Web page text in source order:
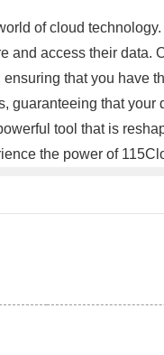
of cloud
access their
that you have
that
tool that is
the power of